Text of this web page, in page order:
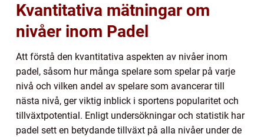
Kvantitativa mätningar om
nivåer inom Padel
Att förstå den kvantitativa aspekten av nivåer inom
padel, såsom hur många spelare som spelar på varje
nivå och vilken andel av spelare som avancerar till
nästa nivå, ger viktig inblick i sportens popularitet och
tillväxtpotential. Enligt undersökningar och statistik har
padel sett en betydande tillväxt på alla nivåer under de